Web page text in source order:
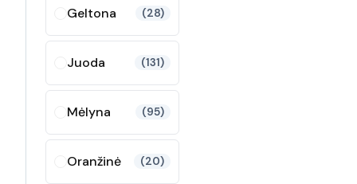
Geltona (28)
Juoda (131)
Mėlyna (95)
Oranžinė (20)